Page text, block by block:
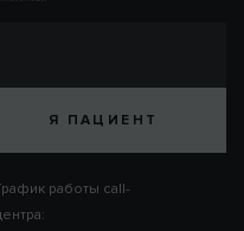
Я ПАЦИЕНТ
работы call-